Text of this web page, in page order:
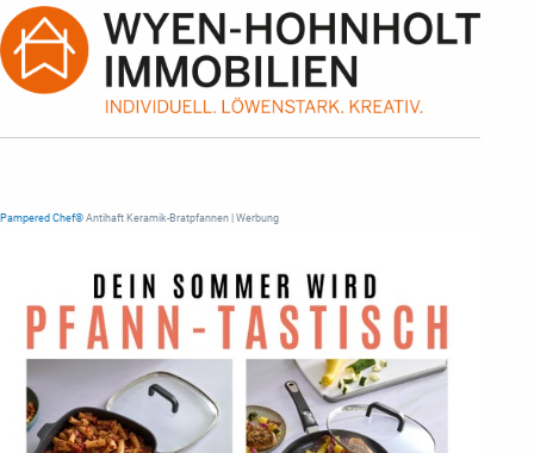
Pampered Chef® Antihaft Keramik-Bratpfannen | Werbung